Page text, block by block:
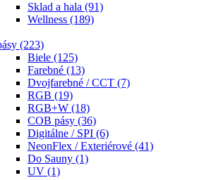
Sklad a hala (91)
Wellness (189)
(223)
Biele (125)
Farebné (13)
Dvojfarebné / CCT (7)
RGB (19)
RGB+W (18)
COB pásy (36)
Digitálne / SPI (6)
NeonFlex / Exteriérové (41)
Do Sauny (1)
UV (1)